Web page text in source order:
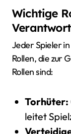
Wichtige
Jeder Spieler
Rollen, die zur
Rollen sind:
Torhüter:
leitet